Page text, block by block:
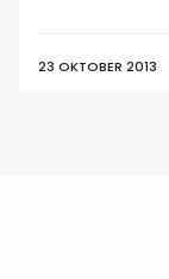
23 OKTOBER 2013